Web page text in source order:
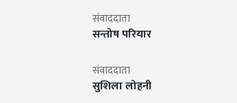
संवाददाता
सन्तोष परियार
संवाददाता
सुशिला लोहनी